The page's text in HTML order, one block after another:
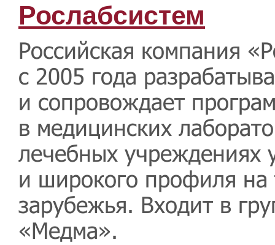
Рослабсистем
Российская компания
с 2005 года
и сопровождает
в медицинских
лечебных учреждениях
и широкого профиля на
зарубежья. Входит в
«Медма».